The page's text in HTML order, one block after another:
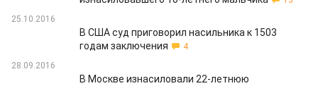
25.10.2016
В США суд приговорил насильника к 1503
годам заключения
4
28.09.2016
В Москве изнасиловали 22-летнюю